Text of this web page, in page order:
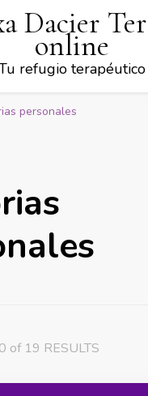
Dacier
online
refugio terapéutico
personales
of 19 RESULTS